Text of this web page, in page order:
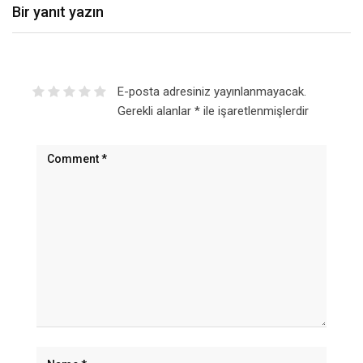
Bir yanıt yazın
E-posta adresiniz yayınlanmayacak.
Gerekli alanlar *ile işaretlenmişlerdir